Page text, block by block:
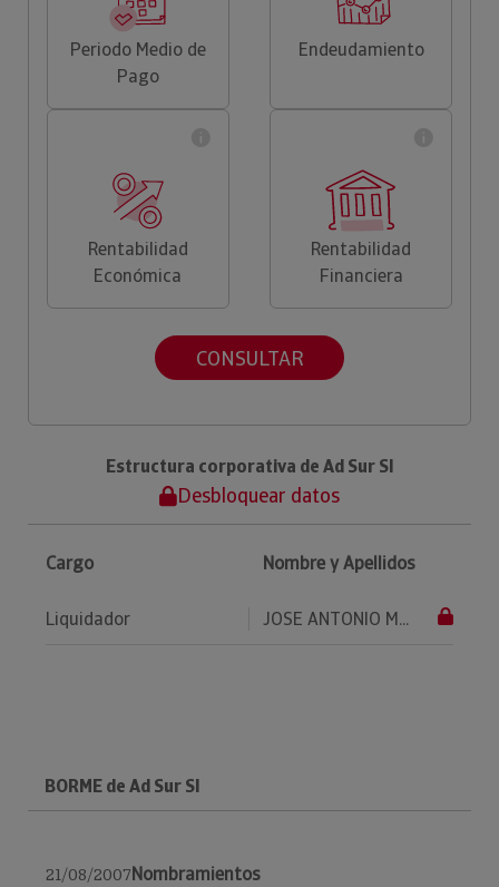
Periodo Medio de
Pago
Endeudamiento
Rentabilidad
Económica
Rentabilidad
Financiera
CONSULTAR
Estructura corporativa de Ad Sur Sl
Desbloquear datos
Cargo Nombre y Apellidos
Liquidador JOSE ANTONIO M...
BORME de Ad Sur Sl
21/08/2007Nombramientos